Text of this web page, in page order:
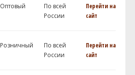
Оптовый
По всей
России
Перейти на
сайт
Розничный
По всей
России
Перейти на
сайт